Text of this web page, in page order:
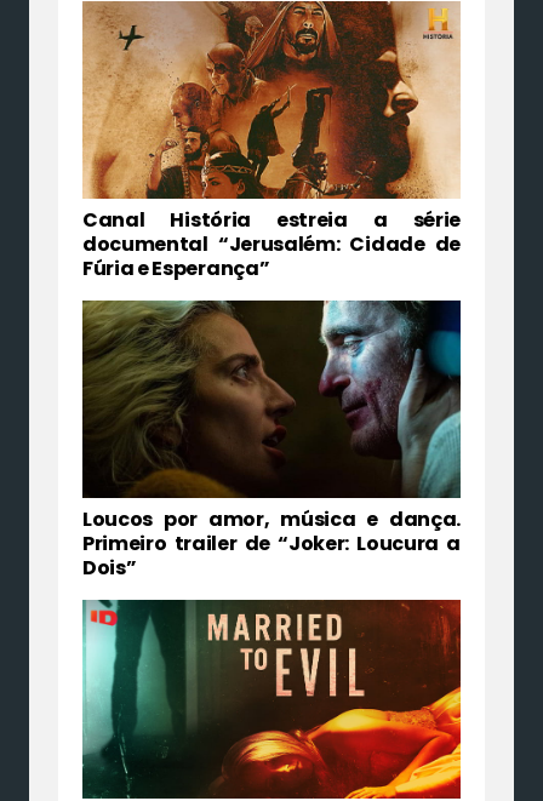
Canal História estreia a série
documental “Jerusalém: Cidade de
Fúria e Esperança”
Loucos por amor, música e dança.
Primeiro trailer de “Joker: Loucura a
Dois”